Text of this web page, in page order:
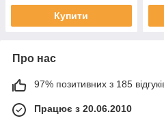
Купити
Про нас
97% позитивних з 185
Працює з 20.06.2010